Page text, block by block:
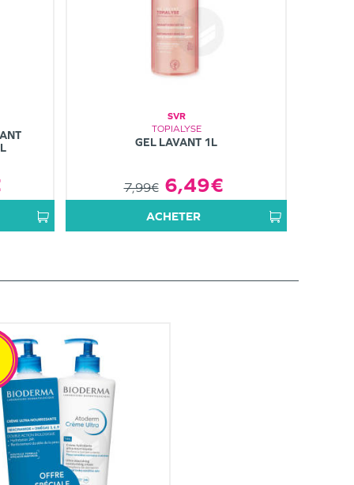
SVR
TOPIALYSE
GEL LAVANT 1L
7,99€ 6,49€
ACHETER